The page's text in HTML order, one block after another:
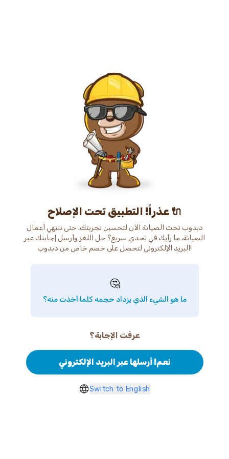
عذراً! التطبيق تحت الإصلاح 🔌
دبدوب تحت الصيانة الآن لتحسين تجربتك. حتى ننتهي أعمال
الصيانة، ما رأيك في تحدي سريع؟ حل اللغز وأرسل إجابتك عبر
البريد الإلكتروني لتحصل على خصم خاص من دبدوب!
🤔
ما هو الشيء الذي يزداد حجمه كلما أخذت منه؟
عرفت الإجابة؟
نعم! أرسلها عبر البريد الإلكتروني
Switch to English